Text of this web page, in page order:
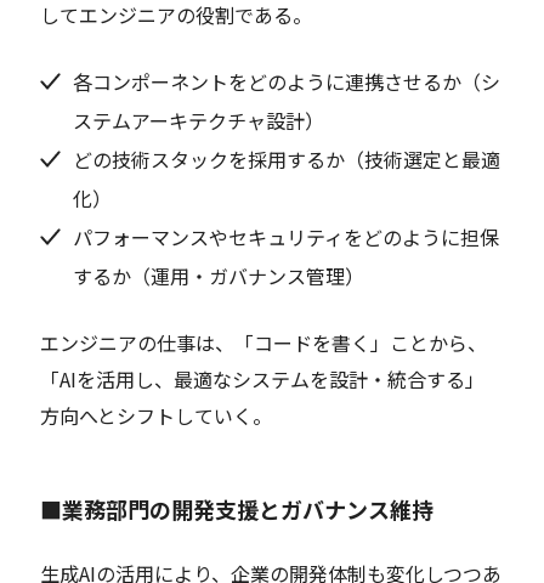
してエンジニアの役割である。
各コンポーネントをどのように連携させるか（シ
ステムアーキテクチャ設計）
どの技術スタックを採用するか（技術選定と最適
化）
パフォーマンスやセキュリティをどのように担保
するか（運用・ガバナンス管理）
エンジニアの仕事は、「コードを書く」ことから、
「AIを活用し、最適なシステムを設計・統合する」
方向へとシフトしていく。
■業務部門の開発支援とガバナンス維持
生成AIの活用により、企業の開発体制も変化しつつあ